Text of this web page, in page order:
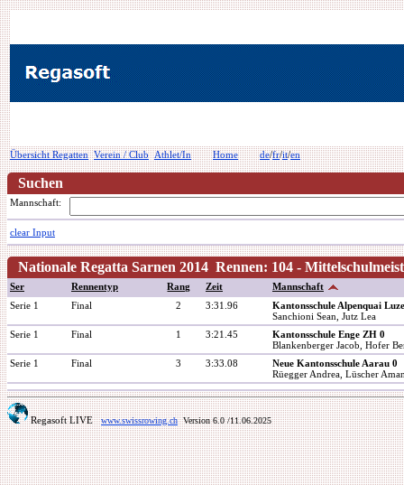
Übersicht Regatten Verein / Club Athlet/In Home de/fr/it/en
Suchen
Mannschaft:
clear Input
Nationale Regatta Sarnen 2014 Rennen: 104 -
Ser Rennentyp Rang Zeit
Mannschaft
Serie 1
Final 2 3:31.96
Kantonsschule Alpenquai
Sanchioni Sean, Jutz Lea
Serie 1
Final 1 3:21.45
Kantonsschule Enge ZH 0
Blankenberger Jacob, Hofer
Serie 1
Final 3 3:33.08
Neue Kantonsschule Aarau 0
Rüegger Andrea, Lüscher
Regasoft LIVE www.swissrowing.chVersion 6.0/11.06.2025